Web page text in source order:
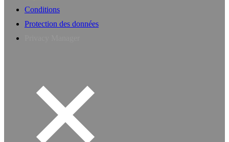
Conditions
Protection des données